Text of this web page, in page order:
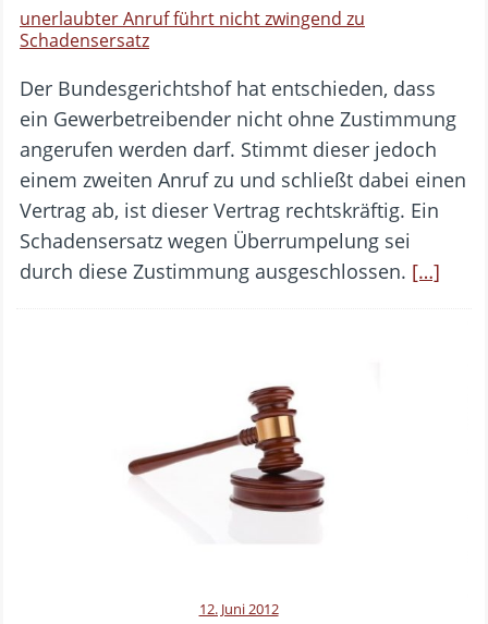
unerlaubter Anruf führt nicht zwingend zu
Schadensersatz
Der Bundesgerichtshof hat entschieden, dass
ein Gewerbetreibender nicht ohne Zustimmung
angerufen werden darf. Stimmt dieser jedoch
einem zweiten Anruf zu und schließt dabei einen
Vertrag ab, ist dieser Vertrag rechtskräftig. Ein
Schadensersatz wegen Überrumpelung sei
durch diese Zustimmung ausgeschlossen. […]
12. Juni 2012